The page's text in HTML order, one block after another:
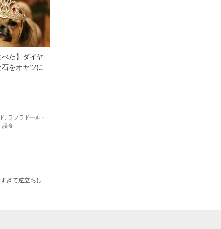
べた】ダイヤ
をオヤツに
ラブラドール・
誤食
ぎて逆立ちし